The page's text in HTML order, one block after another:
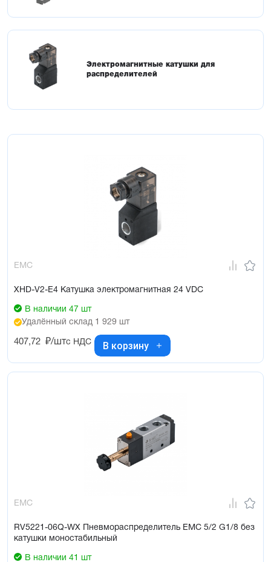
Электромагнитные катушки для
распределителей
EMC
XHD-V2-E4 Катушка электромагнитная 24 VDC
В наличии 47 шт
Удалённый склад 1 929 шт
407,72 ₽/штс НДС В корзину
EMC
RV5221-06Q-WX Пневмораспределитель EMC 5/2 G1/8 без
катушки моностабильный
В наличии 41 шт